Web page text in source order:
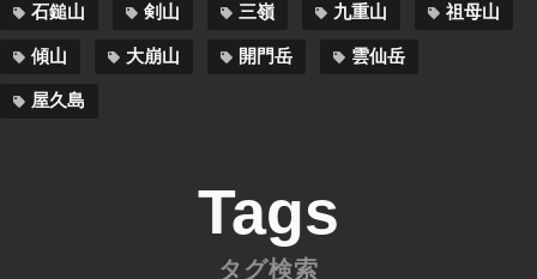
石鎚山 剣山 三嶺 九重山 祖母山
傾山 大崩山 開門岳 雲仙岳
屋久島
Tags
タグ検索